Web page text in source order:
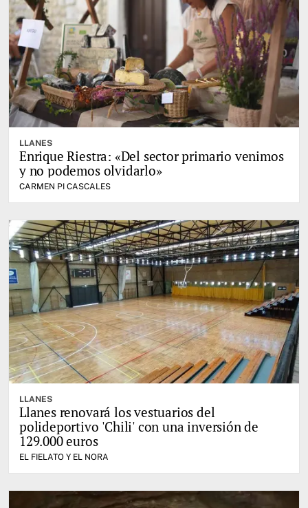
LLANES
Enrique Riestra: «Del sector primario venimos
y no podemos olvidarlo»
CARMEN PI CASCALES
LLANES
Llanes renovará los vestuarios del
polideportivo 'Chili' con una inversión de
129.000 euros
EL FIELATO Y EL NORA